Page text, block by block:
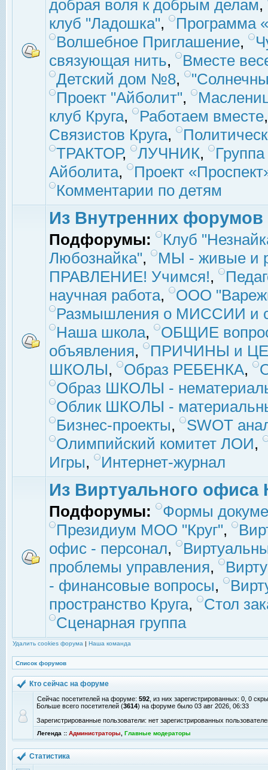
добрая воля к добрым делам,
клуб "Ладошка",
Программа
Волшебное Приглашение,
связующая нить,
Вместе
Детский дом №8,
Проект "Айболит",
клуб Круга, Работаем вместе
Связистов Круга,
ТРАКТОР, ЛУЧНИК,
Айболита,
Проект
Комментарии по детям
Из Внутренних форумов
Подфорумы:
Клуб
Любознайка",
МЫ - живые и
ПРАВЛЕНИЕ! Учимся!,
научная работа,
ООО
Размышления о МИССИИ и
Наша школа,
ОБЩИЕ
объявления,
ПРИЧИНЫ и
ШКОЛЫ, Образ РЕБЕНКА,
Образ ШКОЛЫ -
Облик ШКОЛЫ -
Бизнес-проекты,
SWOT
Олимпийский комитет ЛОИ,
Игры, Интернет-журнал
Из Виртуального офиса
Подфорумы:
Формы
Президиум МОО "Круг",
офис - персонал,
проблемы управления,
- финансовые вопросы,
пространство Круга,
Стол
Сценарная группа
Удалить cookies форума | Наша команда
Список форумов
Кто сейчас на форуме
Сейчас посетителей на форуме: 592 , из них зарегистрированных: 0, 0
Больше всего посетителей (3614) на форуме было 03 авг 2026, 06:33
Зарегистрированные пользователи: нет зарегистрированных
Легенда :: Администраторы Главные модераторы
Статистика